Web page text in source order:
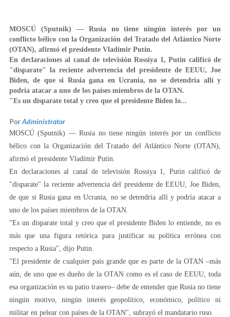
MOSCÚ (Sputnik) — Rusia no tiene ningún interés por un
conflicto bélico con la Organización del Tratado del Atlántico Norte
(OTAN), afirmó el presidente Vladímir Putin.
En declaraciones al canal de televisión Rossiya 1, Putin calificó de
"disparate" la reciente advertencia del presidente de EEUU, Joe
Biden, de que si Rusia gana en Ucrania, no se detendría allí y
podría atacar a uno de los países miembros de la OTAN.
"Es un disparate total y creo que el presidente Biden lo...
PorAdministrator
MOSCÚ (Sputnik) — Rusia no tiene ningún interés por un conflicto
bélico con la Organización del Tratado del Atlántico Norte (OTAN),
afirmó el presidente Vladímir Putin.
En declaraciones al canal de televisión Rossiya 1, Putin calificó de
"disparate" la reciente advertencia del presidente de EEUU, Joe Biden,
de que si Rusia gana en Ucrania, no se detendría allí y podría atacar a
uno de los países miembros de la OTAN.
"Es un disparate total y creo que el presidente Biden lo entiende, no es
más que una figura retórica para justificar su política errónea con
respecto a Rusia", dijo Putin.
"El presidente de cualquier país grande que es parte de la OTAN –más
aún, de uno que es dueño de la OTAN como es el caso de EEUU, toda
esa organización es su patio trasero– debe de entender que Rusia no tiene
ningún motivo, ningún interés geopolítico, económico, político ni
militar en pelear con países de la OTAN", subrayó el mandatario ruso.